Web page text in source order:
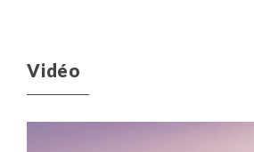
Vidéo